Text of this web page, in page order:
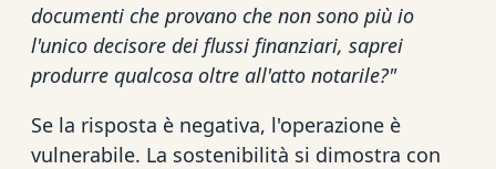
documenti che provano che non sono più io
l'unico decisore dei flussi finanziari, saprei
produrre qualcosa oltre all'atto notarile?"
Se la risposta è negativa, l'operazione è
vulnerabile. La sostenibilità si dimostra con